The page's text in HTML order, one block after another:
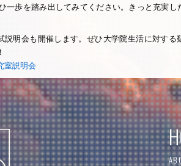
一歩を踏み出してみてください。きっと充実し
説明会も開催します。ぜひ大学院生活に対する
室説明会